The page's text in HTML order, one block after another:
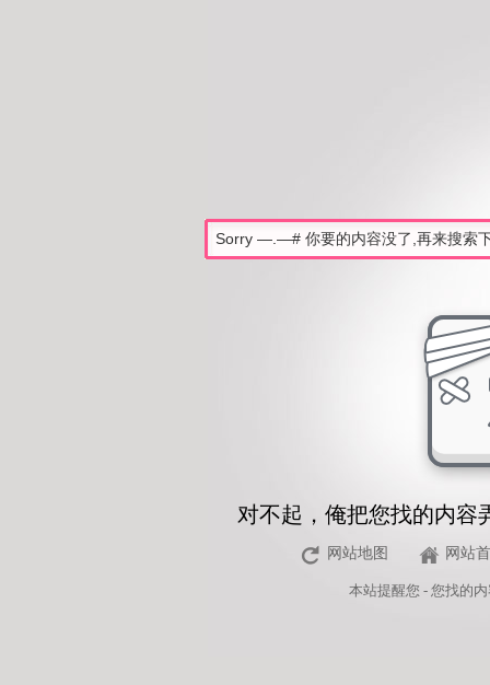
对不起，俺把您找的内容
网站地图 网站
本站提醒您 - 您找的